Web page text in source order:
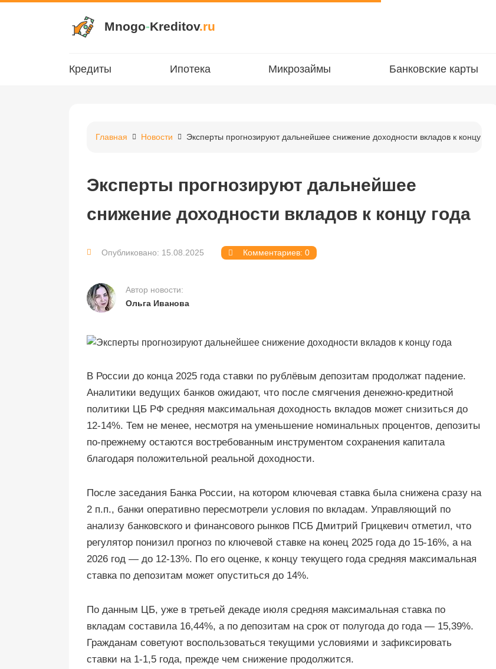
Mnogo-Kreditov.ru
Кредиты Ипотека Микрозаймы Банковские карты
Главная Новости Эксперты прогнозируют дальнейшее снижение доходности вкладов к концу года
Эксперты прогнозируют дальнейшее
снижение доходности вкладов к концу года
Опубликовано: 15.08.2025 Комментариев: 0
Автор новости:
Ольга Иванова
В России до конца 2025 года ставки по рублёвым депозитам продолжат падение.
Аналитики ведущих банков ожидают, что после смягчения денежно-кредитной
политики ЦБ РФ средняя максимальная доходность вкладов может снизиться до
12-14%. Тем не менее, несмотря на уменьшение номинальных процентов, депозиты
по-прежнему остаются востребованным инструментом сохранения капитала
благодаря положительной реальной доходности.
После заседания Банка России, на котором ключевая ставка была снижена сразу на
2 п.п., банки оперативно пересмотрели условия по вкладам. Управляющий по
анализу банковского и финансового рынков ПСБ Дмитрий Грицкевич отметил, что
регулятор понизил прогноз по ключевой ставке на конец 2025 года до 15-16%, а на
2026 год — до 12-13%. По его оценке, к концу текущего года средняя максимальная
ставка по депозитам может опуститься до 14%.
По данным ЦБ, уже в третьей декаде июля средняя максимальная ставка по
вкладам составила 16,44%, а по депозитам на срок от полугода до года — 15,39%.
Гражданам советуют воспользоваться текущими условиями и зафиксировать
ставки на 1-1,5 года, прежде чем снижение продолжится.